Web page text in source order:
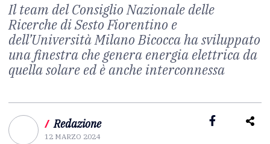
Il team del Consiglio Nazionale delle
Ricerche di Sesto Fiorentino e
dell’Università Milano Bicocca ha sviluppato
una finestra che genera energia elettrica da
quella solare ed è anche interconnessa
/ Redazione
12 MARZO 2024